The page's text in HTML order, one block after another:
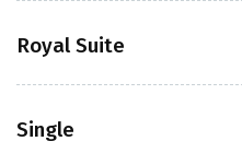
Royal Suite
Single